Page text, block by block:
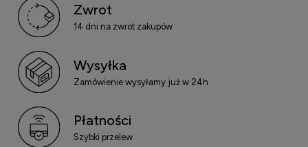
Zwrot
14 dni na zwrot zakupów
Wysyłka
Zamówienie wysyłamy już w 24h
Płatności
Szybki przelew